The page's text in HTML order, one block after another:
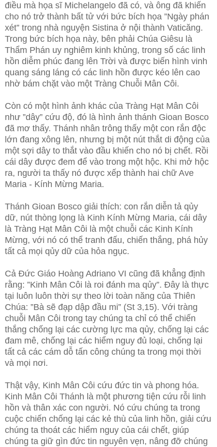
điều mà họa sĩ Michelangelo đã có, và ông đã khiến
cho nó trở thành bất tử với bức bích họa ”Ngày phán
xét” trong nhà nguyện Sistina ở nội thành Vaticăng.
Trong bức bích họa này, bên phải Chúa Giêsu là
Thẩm Phán uy nghiêm kinh khủng, trong số các linh
hồn diễm phúc đang lên Trời và được biến hình vinh
quang sáng láng có các linh hồn được kéo lên cao
nhờ bám chặt vào một Tràng Chuỗi Mân Côi.
Còn có một hình ảnh khác của Tràng Hạt Mân Côi
như ”dây” cứu độ, đó là hình ảnh thánh Gioan Bosco
đã mơ thấy. Thánh nhân trông thấy một con rắn độc
lớn đang xông lên, nhưng bị một nút thắt di động của
một sợi dây to thắt vào đầu khiến cho nó bị chết. Rồi
cái dây được đem để vào trong một hộc. Khi mở hộc
ra, người ta thấy nó được xếp thành hai chữ Ave
Maria - Kính Mừng Maria.
Thánh Gioan Bosco giải thích: con rắn diễn tả qủy
dữ, nút thòng lọng là Kinh Kính Mừng Maria, cái dây
là Tràng Hạt Mân Côi là một chuỗi các Kinh Kính
Mừng, với nó có thể tranh đấu, chiến thắng, phá hủy
tất cả mọi qủy dữ của hỏa ngục.
Cả Đức Giáo Hoàng Adriano VI cũng đã khẳng định
rằng: ”Kinh Mân Côi là roi đánh ma qủy”. Đây là thực
tại luôn luôn thời sự theo lời toàn năng của Thiên
Chúa: ”Bà sẽ đạp dập đầu mi” (St 3,15). Với tràng
chuỗi Mân Côi trong tay chúng ta chỉ có thể chiến
thắng chống lại các cường lực ma qủy, chống lại các
đam mê, chống lại các hiểm nguy đủ loại, chống lại
tất cả các cám dỗ tấn công chúng ta trong mọi thời
và mọi nơi.
Thật vậy, Kinh Mân Côi cứu đức tin và phong hóa.
Kinh Mân Côi Thánh là một phương tiện cứu rỗi linh
hồn và thân xác con người. Nó cứu chúng ta trong
cuộc chiến chống lại các kẻ thù của linh hồn, giải cứu
chúng ta thoát các hiểm nguy của cái chết, giúp
chúng ta giữ gìn đức tin nguyên vẹn, nâng đỡ chúng